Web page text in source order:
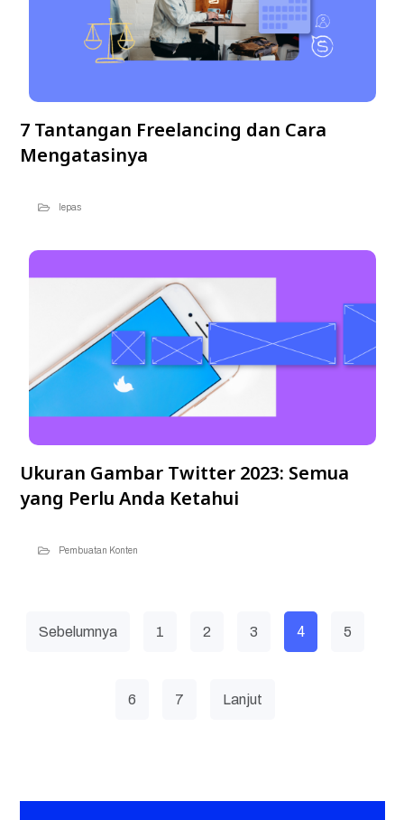
7 Tantangan Freelancing dan Cara
Mengatasinya
lepas
Ukuran Gambar Twitter 2023: Semua
yang Perlu Anda Ketahui
Pembuatan Konten
Sebelumnya 1 2 3 4 5
6 7 Lanjut